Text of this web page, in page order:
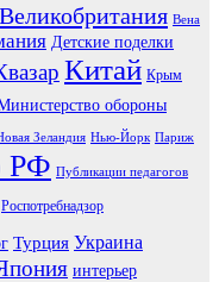
Великобритания Вена
Детские поделки
Китай Крым
обороны
Зеландия Нью-Йорк Париж
РФ Публикации педагогов
Роспотребнадзор
Турция Украина
интерьер